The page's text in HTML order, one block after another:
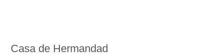
Casa de Hermandad